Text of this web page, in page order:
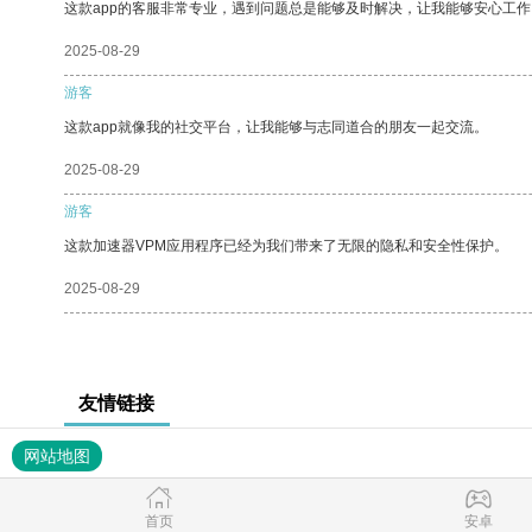
这款app的客服非常专业，遇到问题总是能够及时解决，让我能够安心工
2025-08-29
游客
这款app就像我的社交平台，让我能够与志同道合的朋友一起交流。
2025-08-29
游客
这款加速器VPM应用程序已经为我们带来了无限的隐私和安全性保护。
2025-08-29
友情链接
网站地图
首页 安卓